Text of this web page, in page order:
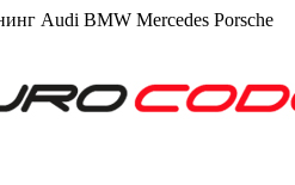
Audi BMW Mercedes Porsche